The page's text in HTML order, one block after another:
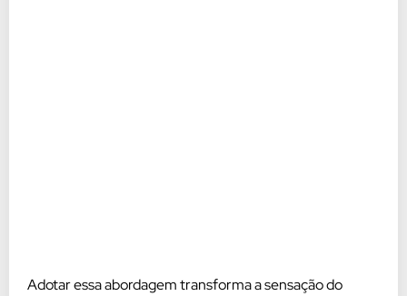
Adotar essa abordagem transforma a sensação do